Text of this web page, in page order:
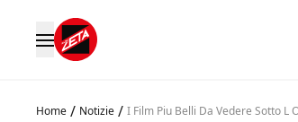
Home / Notizie / I Film Piu Belli Da Vedere Sotto L